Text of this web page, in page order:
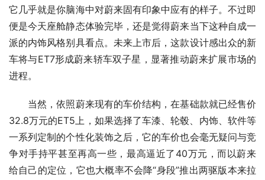
它几乎就是你脑海中对蔚来固有印象中应有的样子。不过即
便是今天座舱静态体验完毕，还是觉得蔚来当下这种自成一
派的内饰风格别具看点。未来上市后，这款设计感出众的新
车将与ET7形成蔚来轿车双子星，显著推动蔚来扩展市场的
进程。
当然，依照蔚来现有的车价结构，在基础款就已经售价
32.8万元的ET5上，如果选择了车漆、轮毂、内饰、软件等
一系列定制的个性化装饰之后，它的车价也会毫无疑问与竞
争对手持平甚至再高一些，最高逼近了40万元，而以蔚来
给自己的定位，它也大概率不会降“身段”推出两驱版本来拉